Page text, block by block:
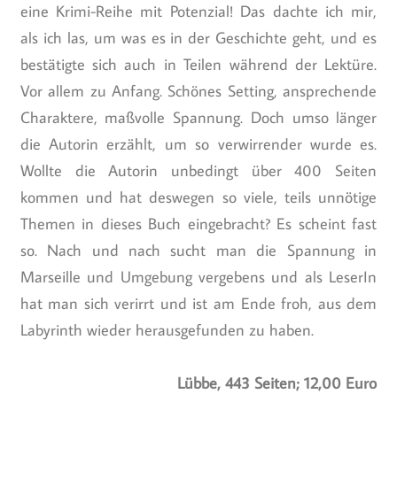
eine Krimi-Reihe mit Potenzial! Das dachte ich mir,
als ich las, um was es in der Geschichte geht, und es
bestätigte sich auch in Teilen während der Lektüre.
Vor allem zu Anfang. Schönes Setting, ansprechende
Charaktere, maßvolle Spannung. Doch umso länger
die Autorin erzählt, um so verwirrender wurde es.
Wollte die Autorin unbedingt über 400 Seiten
kommen und hat deswegen so viele, teils unnötige
Themen in dieses Buch eingebracht? Es scheint fast
so. Nach und nach sucht man die Spannung in
Marseille und Umgebung vergebens und als LeserIn
hat man sich verirrt und ist am Ende froh, aus dem
Labyrinth wieder herausgefunden zu haben.
Lübbe, 443 Seiten; 12,00 Euro